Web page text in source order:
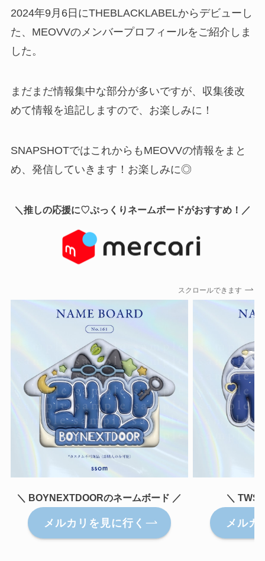
2024年9月6日にTHEBLACKLABELからデビューし
た、MEOVVのメンバープロフィールをご紹介しま
した。
まだまだ情報集中な部分が多いですが、収集後改
めて情報を追記しますので、お楽しみに！
SNAPSHOTではこれからもMEOVVの情報をまと
め、発信していきます！お楽しみに◎
＼推しの応援に♡ぷっくりネームボードがおすすめ！／
スクロールできます
＼ BOYNEXTDOORのネームボード ／
メルカリを見に行く
＼ TWS
メルカ